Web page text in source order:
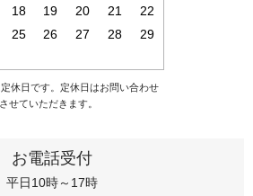
18 19 20 21
22
25 26 27 28
29
休日です。定休日はお問い合わせ
せていただきます。
お電話受付
平日10時～17時